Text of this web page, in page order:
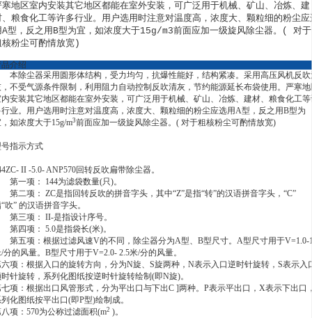
寒地区室内安装其它地区都能在室外安装，可广泛用于机械、矿山、冶炼、建
、粮食化工等许多行业。用户选用时注意对温度高，浓度大、颗粒细的粉尘应
A型，反之用B型为宜，如浓度大于15g/m3前面应加一级旋风除尘器。( 对于
核粉尘可酌情放宽)
介绍
本除尘器采用圆形体结构，受力均匀，抗爆性能好，结构紧凑。采用高压风机反吹
不受气源条件限制，利用阻力自动控制反吹清灰，节约能源延长布袋使用。严寒地
安装其它地区都能在室外安装，可广泛用于机械、矿山、冶炼、建材、粮食化工等
业。用户选用时注意对温度高，浓度大、颗粒细的粉尘应选用A型，反之用B型为
如浓度大于15g/m3前面应加一级旋风除尘器。( 对于粗核粉尘可酌情放宽)
指示方式
II -5.0- ANP570回转反吹扁带除尘器。
第一项： 144为滤袋数量(只)。
第二项： ZC是指回转反吹的拼音字头，其中“Z”是指“转”的汉语拼音字头，“C”
吹” 的汉语拼音字头。
第三项： II-是指设计序号。
第四项： 5.0是指袋长(米)。
第五项：根据过滤风速V的不同，除尘器分为A型、B型尺寸。A型尺寸用于V=1.0-
分的风量。B型尺寸用于V=2.0- 2.5米/分的风量。
项：根据入口的旋转方向，分为N旋、S旋两种，N表示入口逆时针旋转，S表示入
针旋转，系列化图纸按逆时针旋转绘制(即N旋)。
项：根据出口风管形式，分为平出口与下出C ]两种。P表示平出口，X表示下出口
化图纸按平出口(即P型)绘制成。
项：570为公称过滤面积(m2 )。